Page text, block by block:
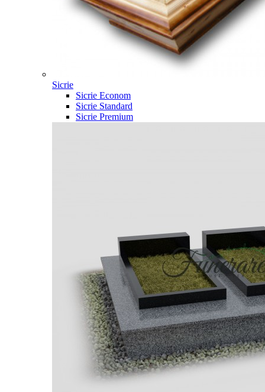
Sicrie
Sicrie Econom
Sicrie Standard
Sicrie Premium